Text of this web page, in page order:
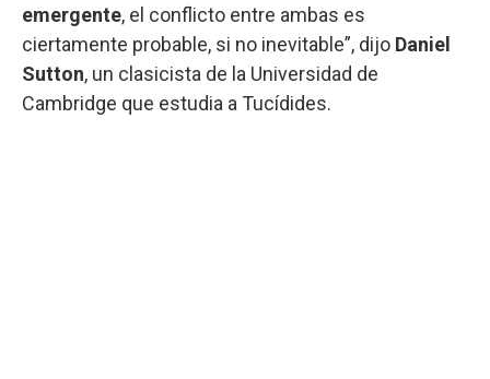
emergente, el conflicto entre ambas es
ciertamente probable, si no inevitable”, dijo Daniel
Sutton, un clasicista de la Universidad de
Cambridge que estudia a Tucídides.